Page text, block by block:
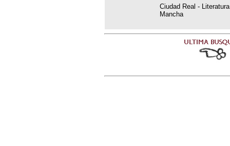
Ciudad Real -
Mancha